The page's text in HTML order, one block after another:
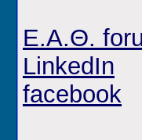
Ε.Α.Θ.
LinkedIn
facebook